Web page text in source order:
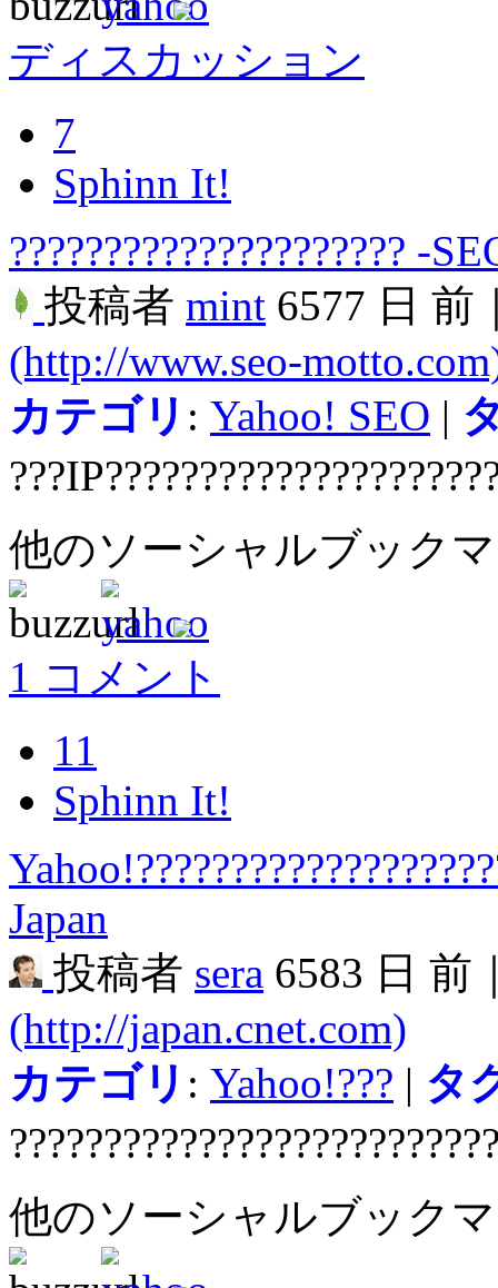
ディスカッション
7
Sphinn It!
????????????????????? -
投稿者 mint 6577 日 前
(http://www.seo-
カテゴリ : Yahoo! SEO |
他のソーシャルブック
1 コメント
11
Sphinn It!
Japan
投稿者 sera 6583 日 前
(http://japan.cnet.com)
カテゴリ : Yahoo!??? | タ
他のソーシャルブック